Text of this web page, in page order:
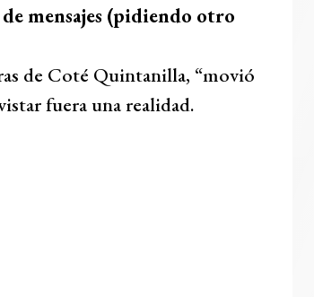
mensajes (pidiendo otro
de Coté Quintanilla, “movió
fuera una realidad.